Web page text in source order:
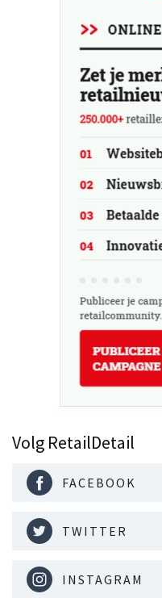
Volg RetailDetail
FACEBOOK
TWITTER
INSTAGRAM